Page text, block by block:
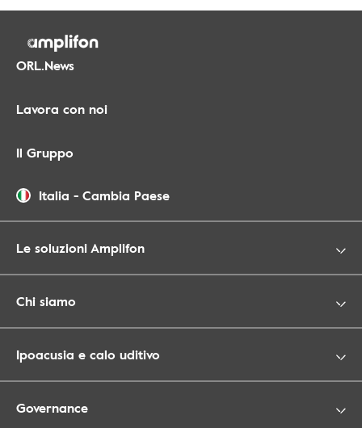
ORL.News
Lavora con noi
Il Gruppo
Italia - Cambia Paese
Le soluzioni Amplifon
Chi siamo
Ipoacusia e calo uditivo
Governance